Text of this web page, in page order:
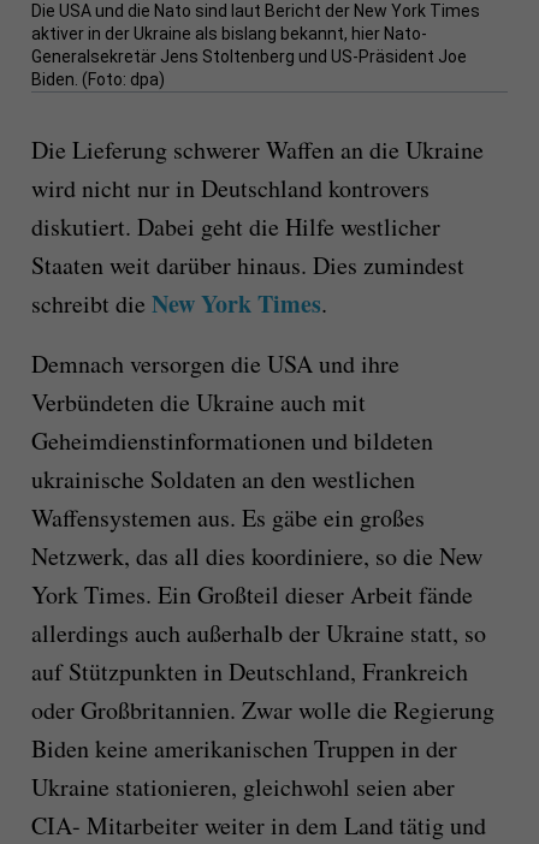
Die USA und die Nato sind laut Bericht der New York Times
aktiver in der Ukraine als bislang bekannt, hier Nato-
Generalsekretär Jens Stoltenberg und US-Präsident Joe
Biden. (Foto: dpa)
Die Lieferung schwerer Waffen an die Ukraine
wird nicht nur in Deutschland kontrovers
diskutiert. Dabei geht die Hilfe westlicher
Staaten weit darüber hinaus. Dies zumindest
schreibt die New York Times.
Demnach versorgen die USA und ihre
Verbündeten die Ukraine auch mit
Geheimdienstinformationen und bildeten
ukrainische Soldaten an den westlichen
Waffensystemen aus. Es gäbe ein großes
Netzwerk, das all dies koordiniere, so die New
York Times. Ein Großteil dieser Arbeit fände
allerdings auch außerhalb der Ukraine statt, so
auf Stützpunkten in Deutschland, Frankreich
oder Großbritannien. Zwar wolle die Regierung
Biden keine amerikanischen Truppen in der
Ukraine stationieren, gleichwohl seien aber
CIA- Mitarbeiter weiter in dem Land tätig und